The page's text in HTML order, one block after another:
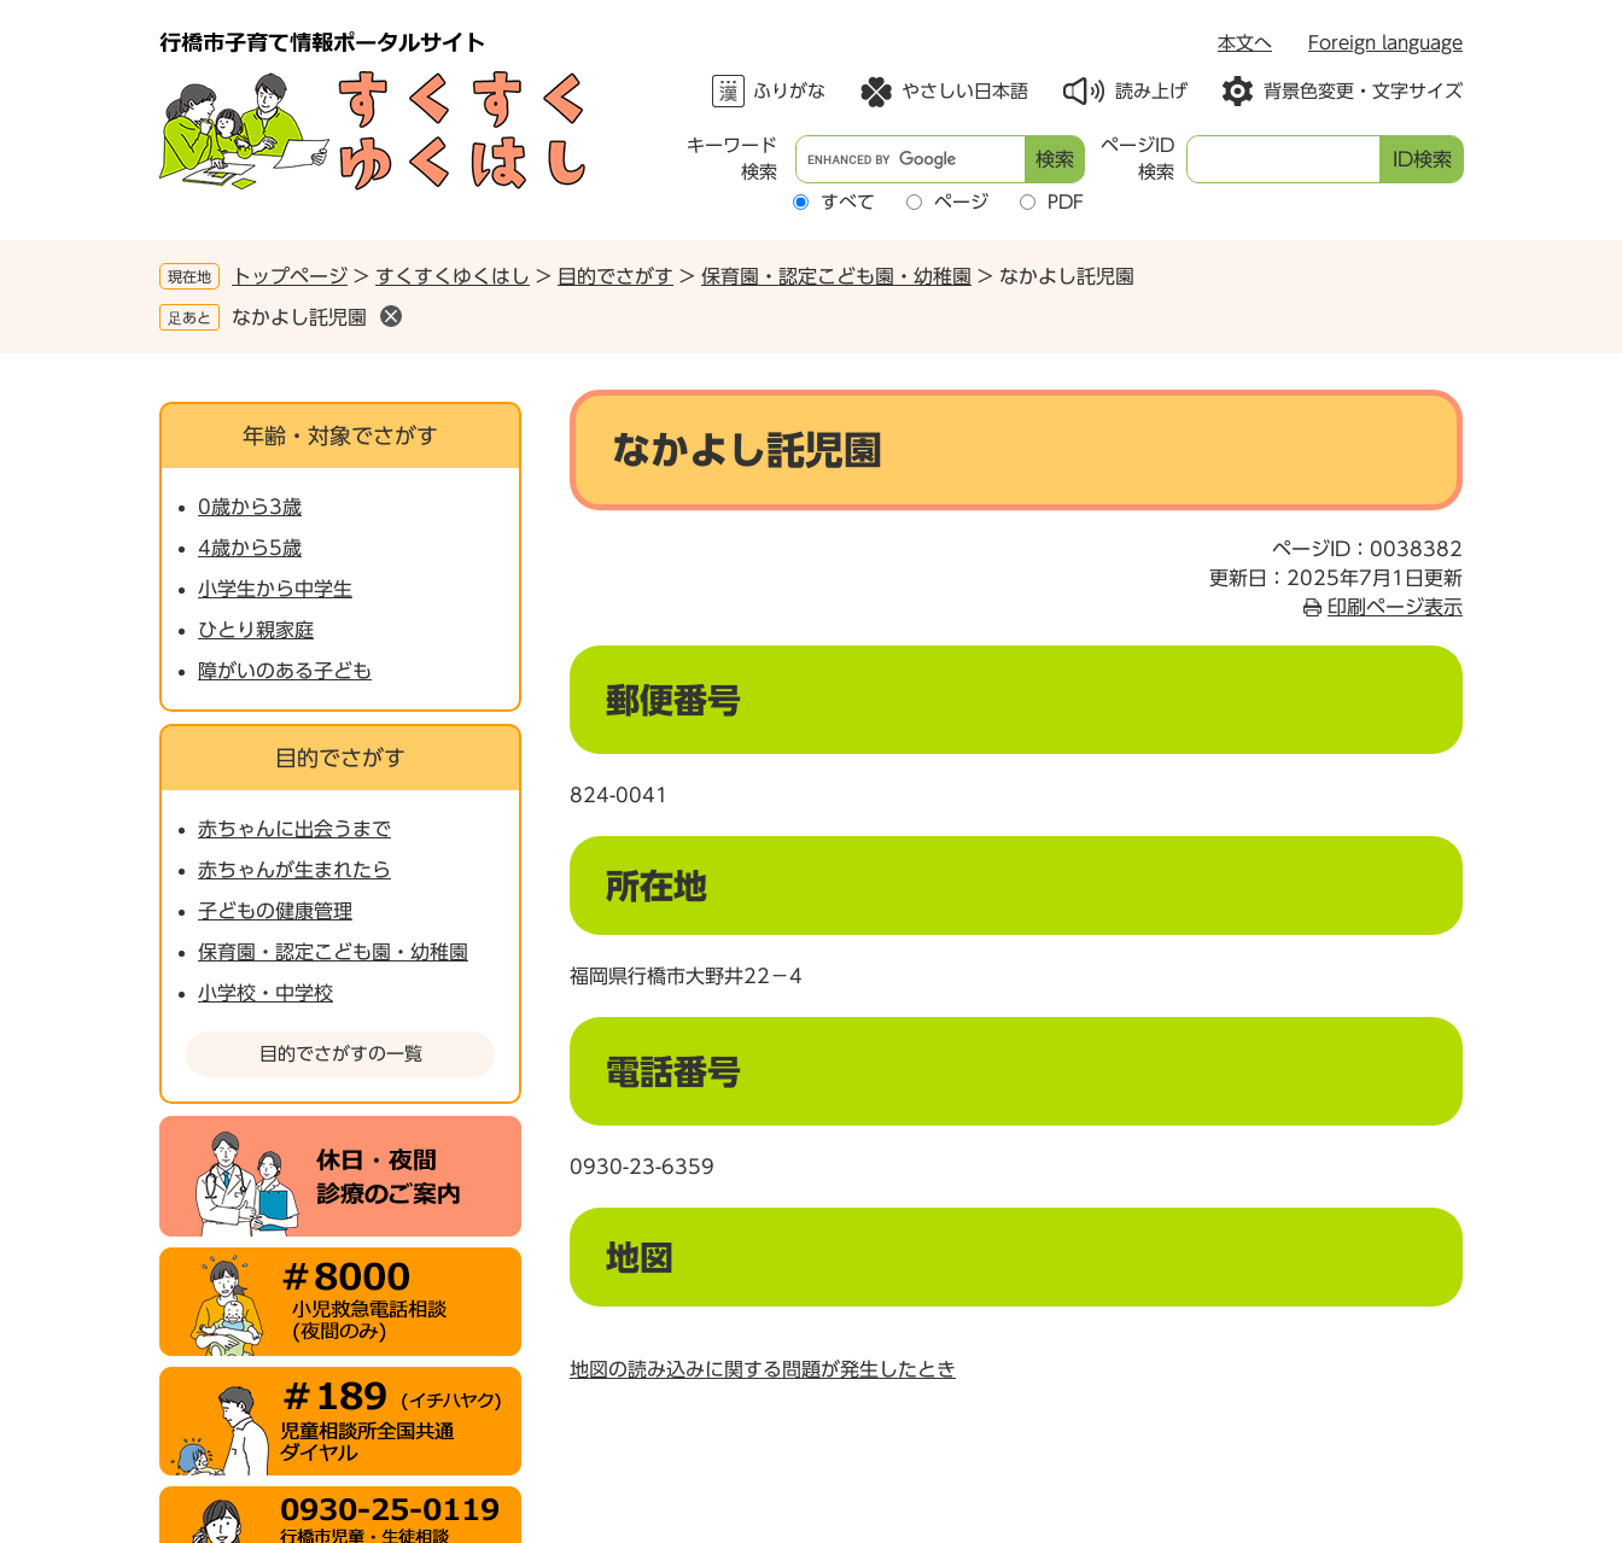
本文へ Foreign language
ふりがな やさしい日本語 読み上げ 背景色変更・文字サイズ
キーワード
検索
G
o
o
l
検
索
すべて ページ PDF
ページID
検索
現在地 トップページ > すくすくゆくはし > 目的でさがす > 保育園・認定こども園・幼稚園 > なかよし託児園
足あと なかよし託児園
本
なかよし託児園
ページID：0038382
更新日：2025年7月1日更新
印刷ページ表示
郵便番号
824-0041
所在地
福岡県行橋市大野井22－4
電話番号
0930-23-6359
地図
地図の読み込みに関する問題が発生したとき
年齢・対象でさがす
0歳から3歳
4歳から5歳
小学生から中学生
ひとり親家庭
障がいのある子ども
目的でさがす
赤ちゃんに出会うまで
赤ちゃんが生まれたら
子どもの健康管理
保育園・認定こども園・幼稚園
小学校・中学校
目的でさがすの一覧